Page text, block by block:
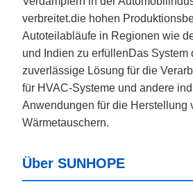
verbreitet.die hohen
Autoteilabläufe in Regionen wie
und Indien zu erfüllenDas System
zuverlässige Lösung für die
für HVAC-Systeme und andere
Anwendungen für die Herstellung
Wärmetauschern.
Über SUNHOPE